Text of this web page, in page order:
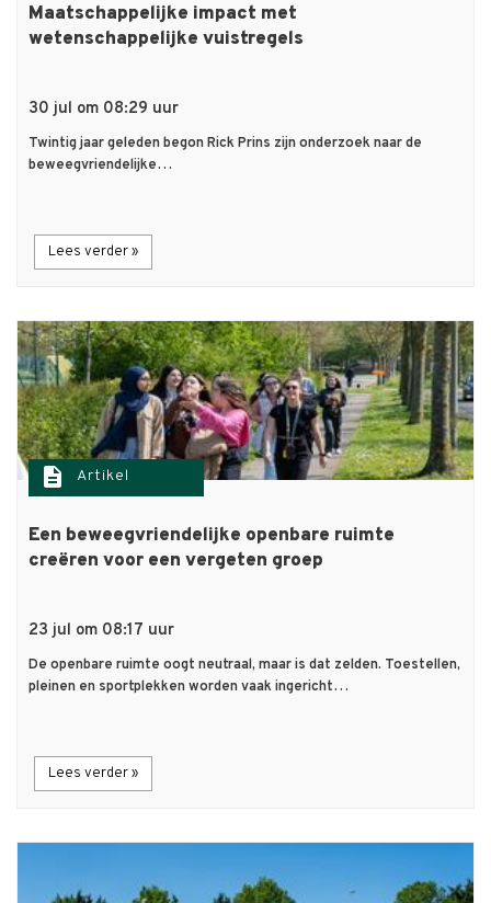
Maatschappelijke impact met
wetenschappelijke vuistregels
30 jul om 08:29 uur
Twintig jaar geleden begon Rick Prins zijn onderzoek naar de
beweegvriendelijke…
Lees verder »
description Artikel
Een beweegvriendelijke openbare ruimte
creëren voor een vergeten groep
23 jul om 08:17 uur
De openbare ruimte oogt neutraal, maar is dat zelden. Toestellen,
pleinen en sportplekken worden vaak ingericht…
Lees verder »